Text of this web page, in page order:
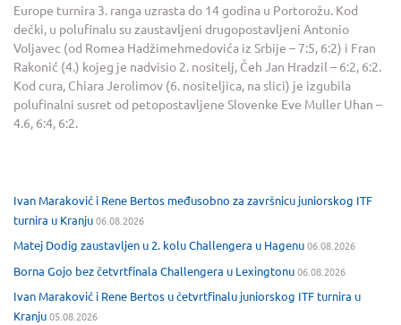
Europe turnira 3. ranga uzrasta do 14 godina u Portorožu. Kod
dečki, u polufinalu su zaustavljeni drugopostavljeni Antonio
Voljavec (od Romea Hadžimehmedovića iz Srbije – 7:5, 6:2) i Fran
Rakonić (4.) kojeg je nadvisio 2. nositelj, Čeh Jan Hradzil – 6:2, 6:2.
Kod cura, Chiara Jerolimov (6. nositeljica, na slici) je izgubila
polufinalni susret od petopostavljene Slovenke Eve Muller Uhan –
4.6, 6:4, 6:2.
Ivan Maraković i Rene Bertos međusobno za završnicu juniorskog ITF
turnira u Kranju06.08.2026
Matej Dodig zaustavljen u 2. kolu Challengera u Hagenu06.08.2026
Borna Gojo bez četvrtfinala Challengera u Lexingtonu06.08.2026
Ivan Maraković i Rene Bertos u četvrtfinalu juniorskog ITF turnira u
Kranju05.08.2026